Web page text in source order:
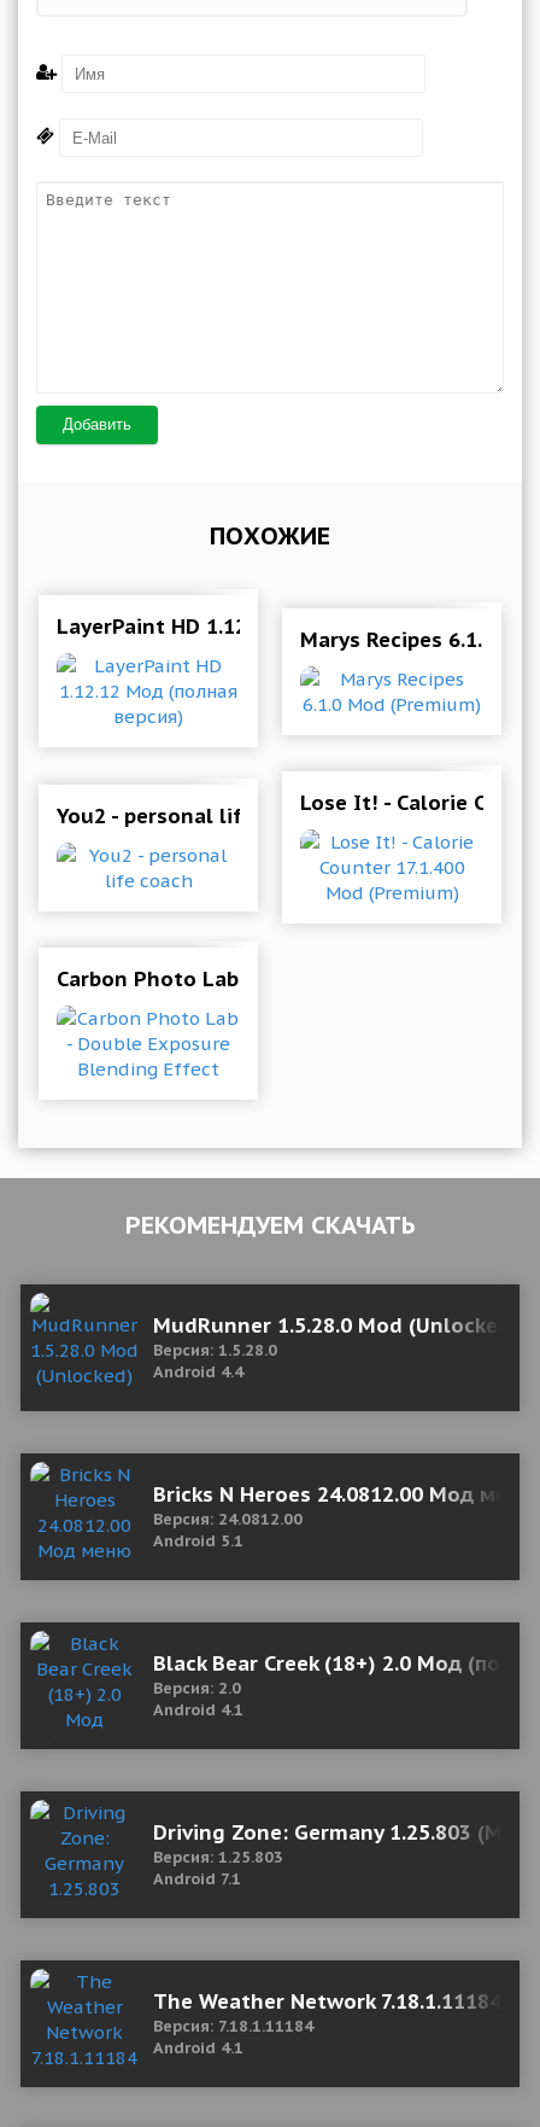
Добавить
ПОХОЖИЕ
LayerPaint HD 1.12.12 Мод (полная версия)
Marys Recipes 6.1.0
You2 - personal life coachLose It! - Calorie
Carbon Photo Lab - Double Exposure Blending
РЕКОМЕНДУЕМ СКАЧАТЬ
MudRunner 1.5.28.0 Mod (Unlocked)
Версия: 1.5.28.0
Android 4.4
Bricks N Heroes 24.0812.00 Мод меню
Версия: 24.0812.00
Android 5.1
Black Bear Creek (18+) 2.0 Мод
Версия: 2.0
Android 4.1
Driving Zone: Germany 1.25.803 (Mod
Версия: 1.25.803
Android 7.1
The Weather Network 7.18.1.11184
Версия: 7.18.1.11184
Android 4.1